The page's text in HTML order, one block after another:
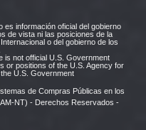
es información oficial del gobierno
de vista ni las posiciones de la
o del gobierno de los
is not official U.S. Government
or positions of the U.S. Agency for
U.S. Government
de Compras Públicas en los
NT) - Derechos Reservados -